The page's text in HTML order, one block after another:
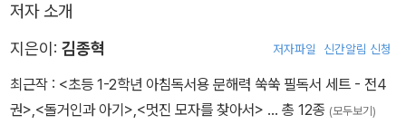
저자 소개
지은이: 김종혁 저자파일 신간알림 신청
최근작 : <초등 1-2학년 아침독서용 문해력 쑥쑥 필독서 세트 - 전4
권>,<돌거인과 아기>,<멋진 모자를 찾아서> … 총 12종 (모두보기)